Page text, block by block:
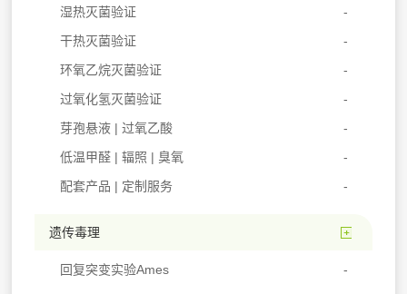
湿热灭菌验证
干热灭菌验证
环氧乙烷灭菌验证
过氧化氢灭菌验证
芽孢悬液 | 过氧乙酸
低温甲醛 | 辐照 | 臭氧
配套产品 | 定制服务
遗传毒理
回复突变实验Ames